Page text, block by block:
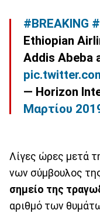
#BREAKING
Ethiopian
Addis Abeba
— Horizon
Μαρτίου
Λίγες ώρες μετά
νων σύμβουλος
σημείο της
αριθμό των